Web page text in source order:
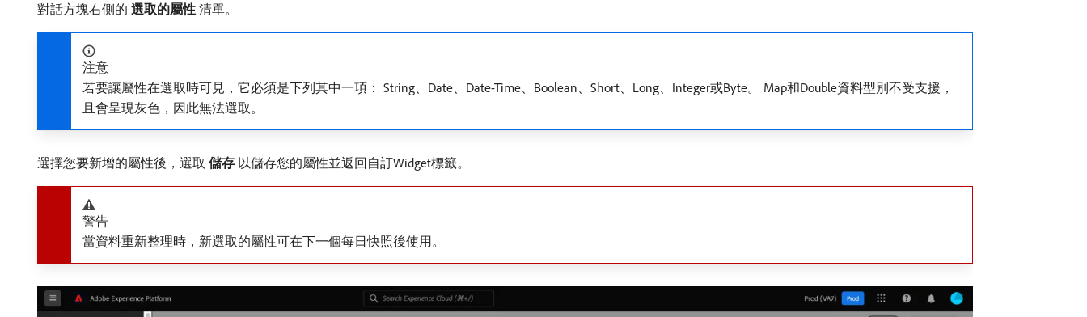
對話方塊右側的​ 選取的屬性 ​清單。
注意
若要讓屬性在選取時可見，它必須是下列其中一項： String、Date、Date-Time、Boolean、Short、Long、Integer或Byte。 Map和Double資料型別不受支援，
且會呈現灰色，因此無法選取。
選擇您要新增的屬性後，選取​ 儲存 ​以儲存您的屬性並返回自訂Widget標籤。
警告
當資料重新整理時，新選取的屬性可在下一個每日快照後使用。